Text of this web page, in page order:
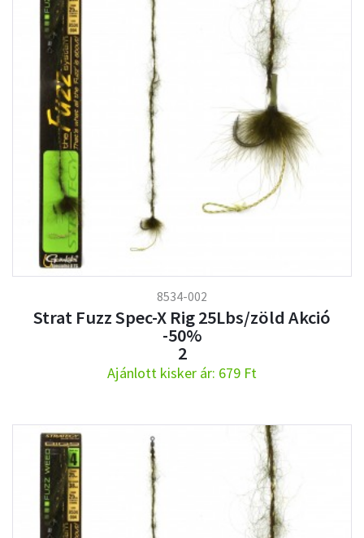
8534-002
Strat Fuzz Spec-X Rig 25Lbs/zöld Akció
-50%
2
Ajánlott kisker ár: 679 Ft